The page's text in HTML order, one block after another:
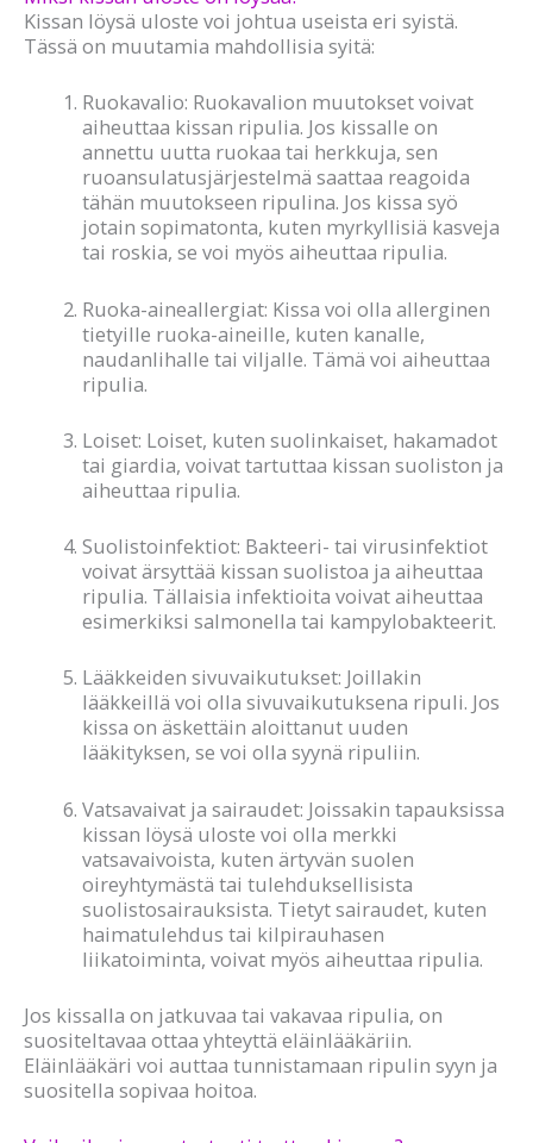
Kissan löysä uloste voi johtua useista eri syistä.
Tässä on muutamia mahdollisia syitä:
Ruokavalio: Ruokavalion muutokset voivat
aiheuttaa kissan ripulia. Jos kissalle on
annettu uutta ruokaa tai herkkuja, sen
ruoansulatusjärjestelmä saattaa reagoida
tähän muutokseen ripulina. Jos kissa syö
jotain sopimatonta, kuten myrkyllisiä kasveja
tai roskia, se voi myös aiheuttaa ripulia.
Ruoka-aineallergiat: Kissa voi olla allerginen
tietyille ruoka-aineille, kuten kanalle,
naudanlihalle tai viljalle. Tämä voi aiheuttaa
ripulia.
Loiset: Loiset, kuten suolinkaiset, hakamadot
tai giardia, voivat tartuttaa kissan suoliston ja
aiheuttaa ripulia.
Suolistoinfektiot: Bakteeri- tai virusinfektiot
voivat ärsyttää kissan suolistoa ja aiheuttaa
ripulia. Tällaisia infektioita voivat aiheuttaa
esimerkiksi salmonella tai kampylobakteerit.
Lääkkeiden sivuvaikutukset: Joillakin
lääkkeillä voi olla sivuvaikutuksena ripuli. Jos
kissa on äskettäin aloittanut uuden
lääkityksen, se voi olla syynä ripuliin.
Vatsavaivat ja sairaudet: Joissakin tapauksissa
kissan löysä uloste voi olla merkki
vatsavaivoista, kuten ärtyvän suolen
oireyhtymästä tai tulehduksellisista
suolistosairauksista. Tietyt sairaudet, kuten
haimatulehdus tai kilpirauhasen
liikatoiminta, voivat myös aiheuttaa ripulia.
Jos kissalla on jatkuvaa tai vakavaa ripulia, on
suositeltavaa ottaa yhteyttä eläinlääkäriin.
Eläinlääkäri voi auttaa tunnistamaan ripulin syyn ja
suositella sopivaa hoitoa.